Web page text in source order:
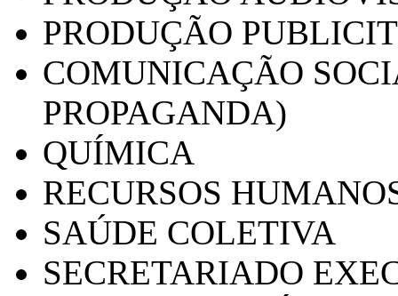
PRODUÇÃO
COMUNICAÇÃO
PROPAGANDA)
QUÍMICA
RECURSOS
SAÚDE COLETIVA
SECRETARIADO